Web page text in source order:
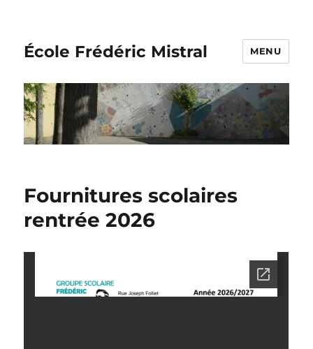
École Frédéric Mistral MENU
Fournitures scolaires
rentrée 2026